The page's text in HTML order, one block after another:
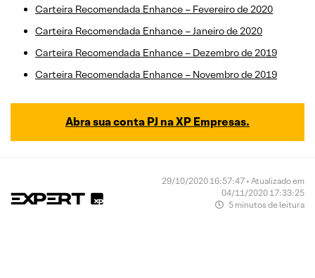
Carteira Recomendada Enhance – Fevereiro de 2020
Carteira Recomendada Enhance – Janeiro de 2020
Carteira Recomendada Enhance – Dezembro de 2019
Carteira Recomendada Enhance – Novembro de 2019
Abra sua conta PJ na XP Empresas.
29/10/2020 16:57:47 • Atualizado em
04/11/2020 17:33:25
5 minutos de leitura